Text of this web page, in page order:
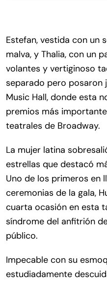
Estefan, vestida con un
malva, y Thalia, con un
volantes y vertiginoso
separado pero posaron
Music Hall, donde esta
premios más
teatrales de Broadway.
La mujer latina
estrellas que destacó
Uno de los primeros en
ceremonias de la gala,
cuarta ocasión en esta
síndrome del anfitrión
público.
Impecable con su
estudiadamente